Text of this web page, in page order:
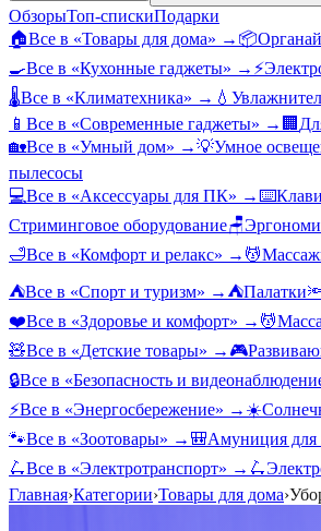
ОбзорыТоп-спискиПодарки
🏠Все в «Товары для дома» → 📦
🍳Все в «Кухонные гаджеты» → ⚡
🌡️Все в «Климатехника» → 💧
📱 Все в «Современные гаджеты» → 🏢
🏡Все в «Умный дом» →💡Умное
пылесосы
💻Все в «Аксессуары для ПК» →⌨️
Стриминговое оборудование🪑
🛁Все в «Комфорт и релакс» → 💆
⛺Все в «Спорт и туризм» → ⛺Палатки
❤️Все в «Здоровье и комфорт» → 💆
🧸Все в «Детские товары» → 🎮
🔒Все в «Безопасность и
⚡Все в «Энергосбережение» → ☀️
🐾Все в «Зоотовары» → 🎒Амуниция
🛴Все в «Электротранспорт» → 🛴
Главная›Категории›Товары для дома›